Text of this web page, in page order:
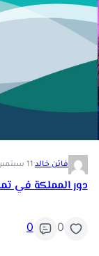
فاتن خالد·11 سبتمبر، 2024
دور المملكة في
0
0